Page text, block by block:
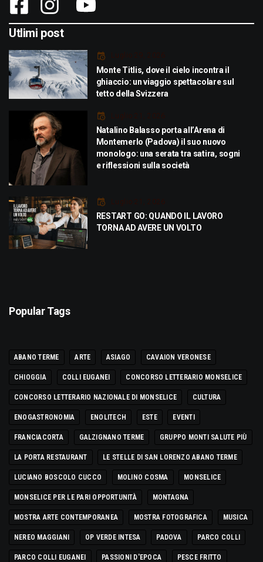
Utlimi post
Luglio 29, 2026
Monte Titlis, dove il cielo incontra il
ghiaccio: un viaggio spettacolare sul
tetto della Svizzera
Luglio 21, 2026
Natalino Balasso porta all’Arena di
Montemerlo (Padova) il suo nuovo
monologo: una serata tra satira, sogni
e riflessioni sulla società
Luglio 21, 2026
RESTART GO: QUANDO IL LAVORO
TORNA AD AVERE UN VOLTO
Popular Tags
ABANO TERME ARTE ASIAGO CAVAION VERONESE
CHIOGGIA COLLI EUGANEI CONCORSO LETTERARIO MONSELICE
CONCORSO LETTERARIO NAZIONALE DI MONSELICE CULTURA
ENOGASTRONOMIA ENOLITECH ESTE EVENTI
FRANCIACORTA GALZIGNANO TERME GRUPPO MONTI SALUTE PIÙ
LA PORTA RESTAURANT LE STELLE DI SAN LORENZO ABANO TERME
LUCIANO BOSCOLO CUCCO MOLINO COSMA MONSELICE
MONSELICE PER LE PARI OPPORTUNITÀ MONTAGNA
MOSTRA ARTE CONTEMPORANEA MOSTRA FOTOGRAFICA MUSICA
NEREO MAGGIANI OP VERDE INTESA PADOVA PARCO COLLI
PARCO COLLI EUGANEI PASSIONI D'EPOCA PESCE FRITTO